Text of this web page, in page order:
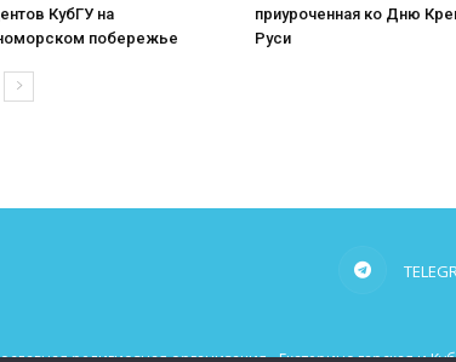
КубГУ на
побережье
приуроченная ко Дню
Руси